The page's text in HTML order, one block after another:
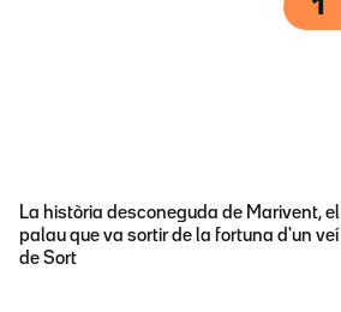
1
La història desconeguda de Marivent, el
palau que va sortir de la fortuna d'un veí
de Sort